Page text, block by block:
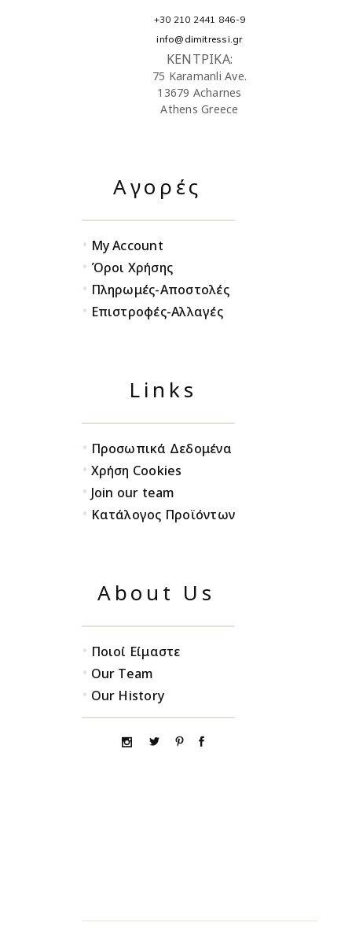
+30 210 2441 846-9
info@dimitressi.gr
ΚΕΝΤΡΙΚΑ:
75 Karamanli Ave.
13679 Acharnes
Athens Greece
Αγορές
• My Account
• Όροι Χρήσης
• Πληρωμές-Αποστολές
• Επιστροφές-Αλλαγές
Links
• Προσωπικά Δεδομένα
• Χρήση Cookies
• Join our team
• Κατάλογος Προϊόντων
About Us
• Ποιοί Είμαστε
• Our Team
• Our History